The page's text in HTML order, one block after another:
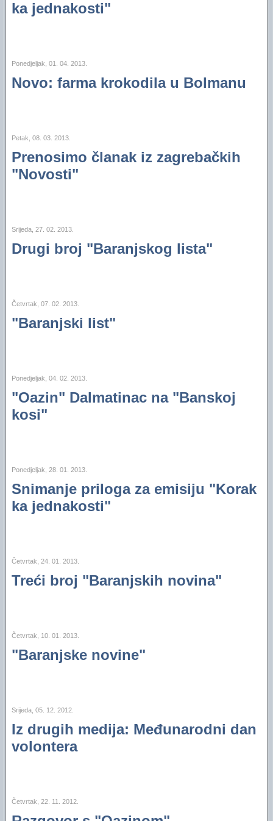
ka jednakosti"
Ponedjeljak, 01. 04. 2013.
Novo: farma krokodila u Bolmanu
Petak, 08. 03. 2013.
Prenosimo članak iz zagrebačkih
"Novosti"
Srijeda, 27. 02. 2013.
Drugi broj "Baranjskog lista"
Četvrtak, 07. 02. 2013.
"Baranjski list"
Ponedjeljak, 04. 02. 2013.
"Oazin" Dalmatinac na "Banskoj
kosi"
Ponedjeljak, 28. 01. 2013.
Snimanje priloga za emisiju "Korak
ka jednakosti"
Četvrtak, 24. 01. 2013.
Treći broj "Baranjskih novina"
Četvrtak, 10. 01. 2013.
"Baranjske novine"
Srijeda, 05. 12. 2012.
Iz drugih medija: Međunarodni dan
volontera
Četvrtak, 22. 11. 2012.